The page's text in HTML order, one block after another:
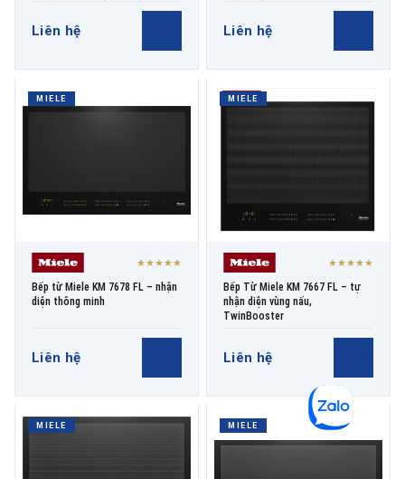
Liên hệ Liên hệ
MIELE
★★★★★
Bếp từ Miele KM 7678 FL – nhận
diện thông minh
Liên hệ
MIELE
★★★★★
Bếp Từ Miele KM 7667 FL – tự
nhận diện vùng nấu,
TwinBooster
Liên hệ
MIELE MIELE